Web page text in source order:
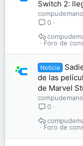
Switch 2:
compudemano
0
Foro de
Noticia
de las
de Marvel
compudemano
0
Foro de